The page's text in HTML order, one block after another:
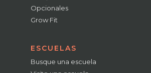
Opcionales
Grow Fit
ESCUELAS
Busque una escuela